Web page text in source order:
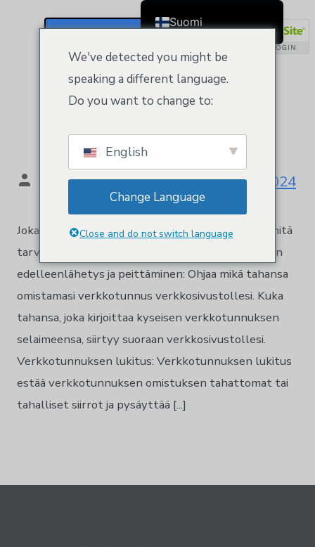
Verkkotunnukset
Verkkotunnuksen
rekisteröinti
Tekijä:Kloeys lokakuu 10, 2024
Jokaisen verkkotunnuksen mukana tulee kaikki, mitä
tarvitset päästäksesi verkkoon. Verkkotunnuksen
edelleenlähetys ja peittäminen: Ohjaa mikä tahansa
omistamasi verkkotunnus verkkosivustollesi. Kuka
tahansa, joka kirjoittaa kyseisen verkkotunnuksen
selaimeensa, siirtyy suoraan verkkosivustollesi.
Verkkotunnuksen lukitus: Verkkotunnuksen lukitus
estää verkkotunnuksen omistuksen tahattomat tai
tahalliset siirrot ja pysäyttää [...]
We've detected you might be
speaking a different language.
Do you want to change to:
English
Change Language
Close and do not switch language
Suomi
Ελληνικά
Bahasa Indonesia
Italiano
Nederlands
한국어
Norsk bokmål
Polski
Українська